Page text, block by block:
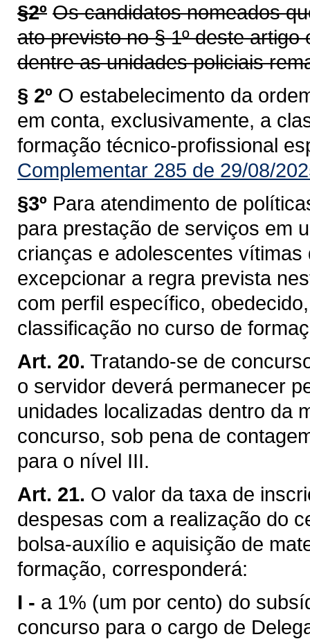
§2º Os candidatos nomeados
ato previsto no § 1º deste
dentre as unidades policiais
§ 2º O estabelecimento da
em conta, exclusivamente, a
formação técnico-profissional
Complementar 285 de 29/08/
§3º Para atendimento de
para prestação de serviços em
crianças e adolescentes
excepcionar a regra prevista
com perfil específico,
classificação no curso de
Art. 20. Tratando-se de
o servidor deverá permanecer
unidades localizadas dentro da
concurso, sob pena de
para o nível III.
Art. 21. O valor da taxa de
despesas com a realização do
bolsa-auxílio e aquisição de
formação, corresponderá:
I - a 1% (um por cento) do
concurso para o cargo de